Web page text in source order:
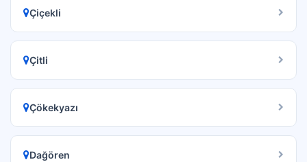
Çiçekli
Çitli
Çökekyazı
Dağören